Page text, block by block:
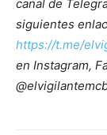
canal de
siguientes
https://t.me/
en Instagram,